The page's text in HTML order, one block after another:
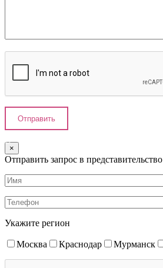
×
Отправить запрос в представительство
Укажите регион
Москва Краснодар Мурманск